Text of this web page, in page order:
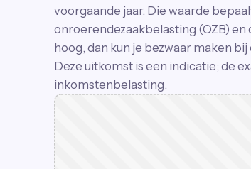
voorgaande jaar. Die waarde
onroerendezaakbelasting (OZB)
hoog, dan kun je bezwaar maken
Deze uitkomst is een indicatie; de
inkomstenbelasting.